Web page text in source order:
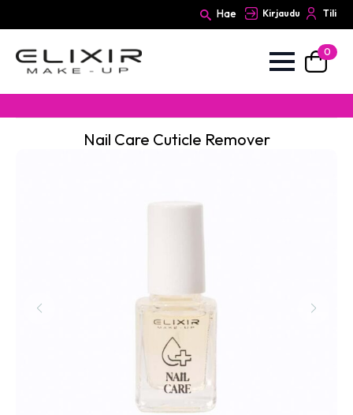
Hae Kirjaudu Tili
0
Nail Care Cuticle Remover